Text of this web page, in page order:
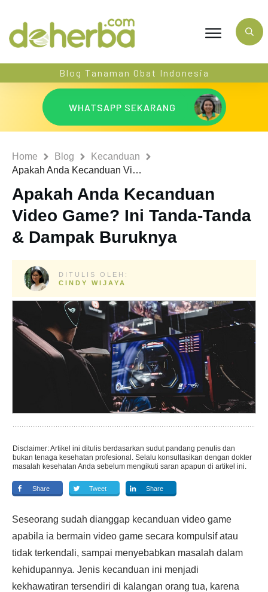
Blog Tanaman Obat Indonesia
WHATSAPP SEKARANG
Home Blog
Kecanduan
Apakah Anda Kecanduan Video Game? Ini Tanda-Tanda & Dampak Buruknya
Apakah Anda Kecanduan
Video Game? Ini Tanda-Tanda
& Dampak Buruknya
DITULIS OLEH:
CINDY WIJAYA
Disclaimer: Artikel ini ditulis berdasarkan sudut pandang penulis dan
bukan tenaga kesehatan profesional. Selalu konsultasikan dengan dokter
masalah kesehatan Anda sebelum mengikuti saran apapun di artikel ini.
Share Tweet Share
Seseorang sudah dianggap kecanduan video game
apabila ia bermain video game secara kompulsif atau
tidak terkendali, sampai menyebabkan masalah dalam
kehidupannya. Jenis kecanduan ini menjadi
kekhawatiran tersendiri di kalangan orang tua, karena